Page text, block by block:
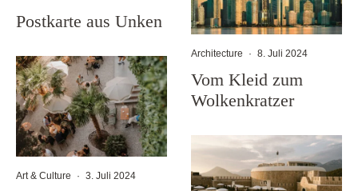
Postkarte aus Unken
Art & Culture · 3. Juli 2024
Architecture · 8. Juli 2024
Vom Kleid zum
Wolkenkratzer